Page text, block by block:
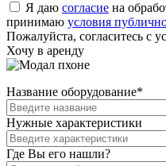
Я даю согласие на
принимаю условия
Пожалуйста, согласитесь с
Хочу в аренду
Название оборудование*
Нужные характеристики
Где Вы его нашли?